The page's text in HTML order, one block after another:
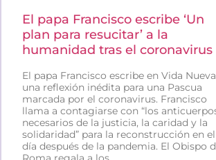
El papa Francisco escribe ‘Un
plan para resucitar’ a la
humanidad tras el coronavirus
El papa Francisco escribe en Vida Nueva
una reflexión inédita para una Pascua
marcada por el coronavirus. Francisco
llama a contagiarse con “los anticuerpos
necesarios de la justicia, la caridad y la
solidaridad” para la reconstrucción en el
día después de la pandemia. El Obispo de
Roma regala a los